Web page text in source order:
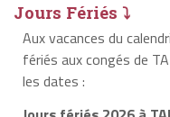
Jours Fériés ⤵
Aux vacances du
fériés aux congés de
les dates :